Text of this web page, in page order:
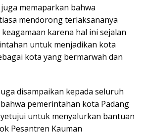
memaparkan bahwa
mendorong terlaksananya
karena hal ini sejalan
untuk menjadikan kota
kota yang bermarwah dan
disampaikan kepada seluruh
pemerintahan kota Padang
untuk menyalurkan bantuan
Pesantren Kauman